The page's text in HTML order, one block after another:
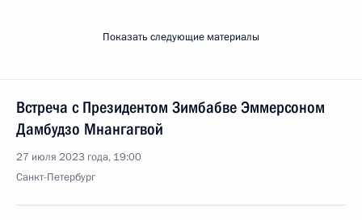
Показать следующие материалы
Встреча с Президентом Зимбабве Эммерсоном
Дамбудзо Мнангагвой
27 июля 2023 года, 19:00
Санкт-Петербург